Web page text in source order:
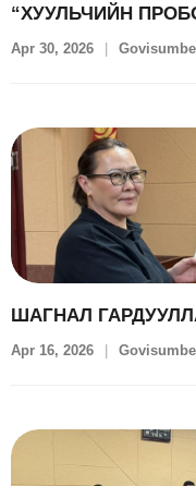
“ХУУЛЬЧИЙН
Apr 30, 2026
ШАГНАЛ
Apr 16, 2026